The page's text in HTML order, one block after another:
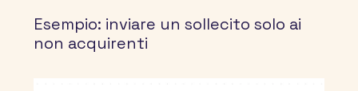
Esempio: inviare un sollecito solo ai
non acquirenti